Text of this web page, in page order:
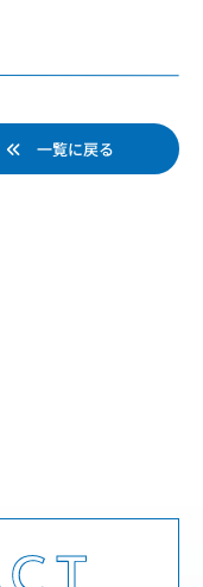
一覧に戻る